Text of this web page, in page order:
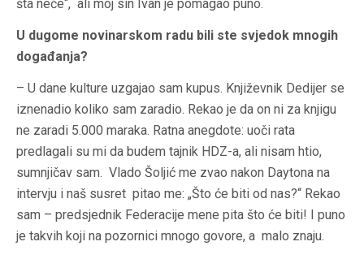
šta neće“, ali moj sin Ivan je pomagao puno.
U dugome novinarskom radu bili ste svjedok mnogih
događanja?
– U dane kulture uzgajao sam kupus. Književnik Dedijer se
iznenadio koliko sam zaradio. Rekao je da on ni za knjigu
ne zaradi 5.000 maraka. Ratna anegdote: uoči rata
predlagali su mi da budem tajnik HDZ-a, ali nisam htio,
sumnjičav sam. Vlado Šoljić me zvao nakon Daytona na
intervju i naš susret pitao me: „Što će biti od nas?“ Rekao
sam – predsjednik Federacije mene pita što će biti! I puno
je takvih koji na pozornici mnogo govore, a malo znaju.